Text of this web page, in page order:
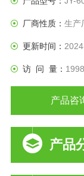
厂商性质： 生产
更新时间：
访 问 量： 1998
产品咨
产品